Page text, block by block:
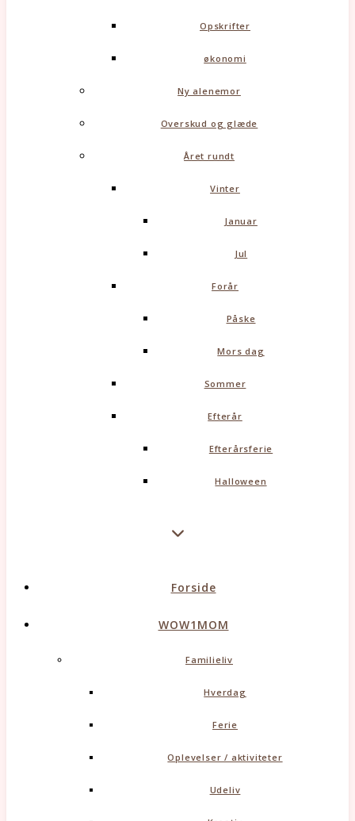
Opskrifter
økonomi
Ny alenemor
Overskud og glæde
Året rundt
Vinter
Januar
Jul
Forår
Påske
Mors dag
Sommer
Efterår
Efterårsferie
Halloween
Forside
WOW1MOM
Familieliv
Hverdag
Ferie
Oplevelser / aktiviteter
Udeliv